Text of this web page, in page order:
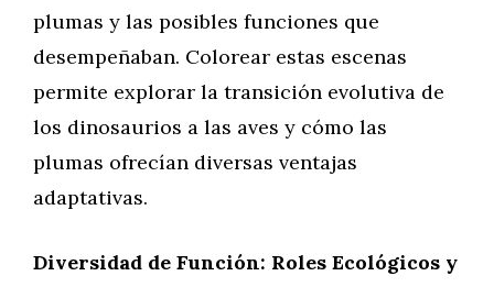
plumas y las posibles funciones que
desempeñaban. Colorear estas escenas
permite explorar la transición evolutiva de
los dinosaurios a las aves y cómo las
plumas ofrecían diversas ventajas
adaptativas.
Diversidad de Función: Roles Ecológicos y